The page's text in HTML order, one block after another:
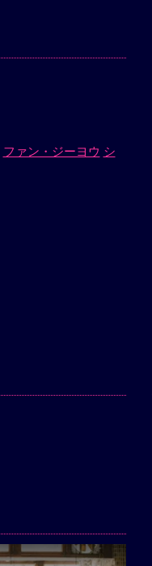
ファン・ジーヨウ シ